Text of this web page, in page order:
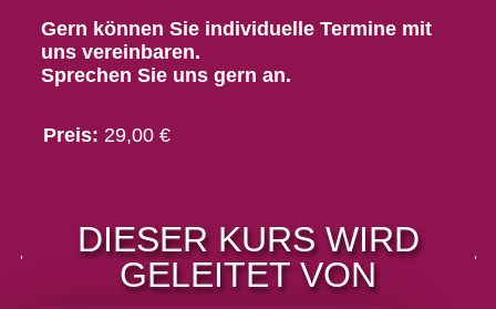
Gern können Sie individuelle Termine mit
uns vereinbaren.
Sprechen Sie uns gern an.
Preis: 29,00 €
DIESER KURS WIRD
GELEITET VON